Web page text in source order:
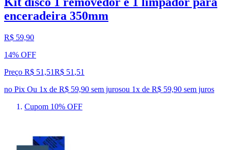
enceradeira 350mm
R$ 59,90
14% OFF
Preço R$ 51,51R$ 51 ,51
no Pix Ou 1x de R$ 59,90 sem jurosou 1x de R$ 59,90 sem juros
Cupom 10% OFF